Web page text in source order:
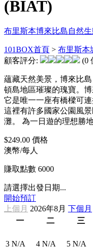
(BIAT)
布里斯本博來比島自然
101BOX首頁 > 布里斯本
顧客評分:
(0
蘊藏天然美景，博來比
頓島地區璀璨的瑰寶。
它是唯一一座有橋樑可
這裡有許多國家公園風
灘。 為一日遊的理想勝地
$249.00 價格
澳幣/每人
賺取點數 6000
請選擇出發日期...
開始預訂
上個月 2026年8月 下個月
一
二 三
3 N/A 4 N/A 5 N/A